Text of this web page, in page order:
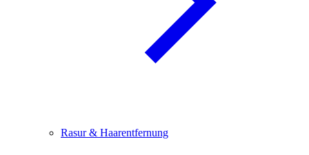
Rasur & Haarentfernung